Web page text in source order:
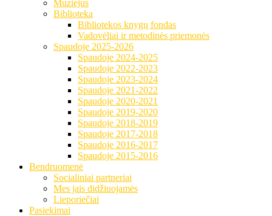
Muziejus
Biblioteka
Bibliotekos knygų fondas
Vadovėliai ir metodinės priemonės
Spaudoje 2025-2026
Spaudoje 2024-2025
Spaudoje 2022-2023
Spaudoje 2023-2024
Spaudoje 2021-2022
Spaudoje 2020-2021
Spaudoje 2019-2020
Spaudoje 2018-2019
Spaudoje 2017-2018
Spaudoje 2016-2017
Spaudoje 2015-2016
Bendruomenė
Socialiniai partneriai
Mes jais didžiuojamės
Lieporiečiai
Pasiekimai